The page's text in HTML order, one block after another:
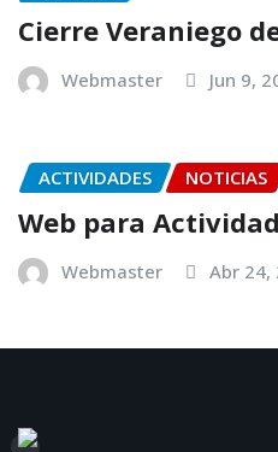
Cierre Veraniego
Webmaster Jun 9,
ACTIVIDADES NOTICIAS
Web para
Webmaster Abr 24,